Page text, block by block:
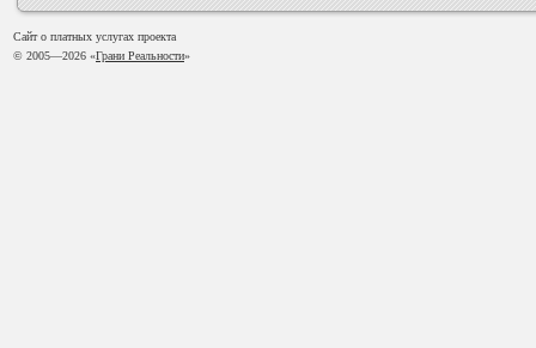
Сайт о платных услугах проекта
© 2005—2026 «Грани Реальности»